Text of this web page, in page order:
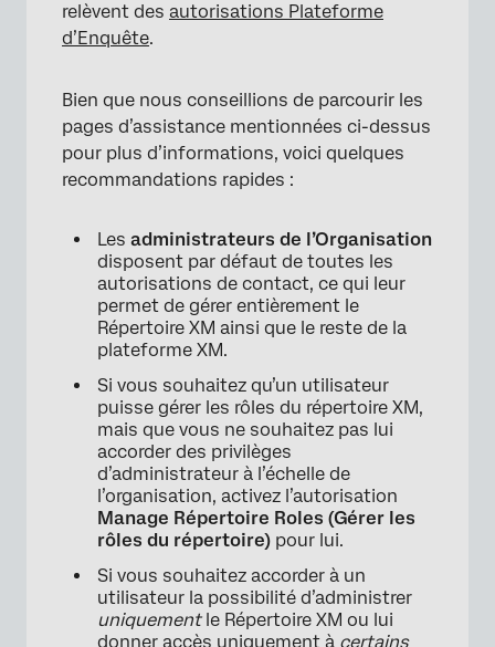
×
relèvent des autorisations Plateforme
d’Enquête.
Bien que nous conseillions de parcourir les
pages d’assistance mentionnées ci-dessus
pour plus d’informations, voici quelques
recommandations rapides :
Les administrateurs de l’Organisation
disposent par défaut de toutes les
autorisations de contact, ce qui leur
permet de gérer entièrement le
Répertoire XM ainsi que le reste de la
plateforme XM.
Si vous souhaitez qu’un utilisateur
puisse gérer les rôles du répertoire XM,
mais que vous ne souhaitez pas lui
accorder des privilèges
d’administrateur à l’échelle de
l’organisation, activez l’autorisation
Manage Répertoire Roles (Gérer les
rôles du répertoire) pour lui.
Si vous souhaitez accorder à un
utilisateur la possibilité d’administrer
uniquementle Répertoire XM ou lui
donner accès uniquement à certains